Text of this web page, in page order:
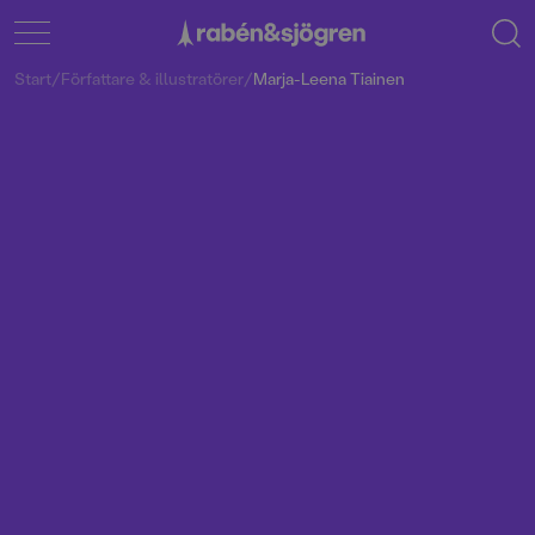
Start/Författare & illustratörer/Marja-Leena Tiainen